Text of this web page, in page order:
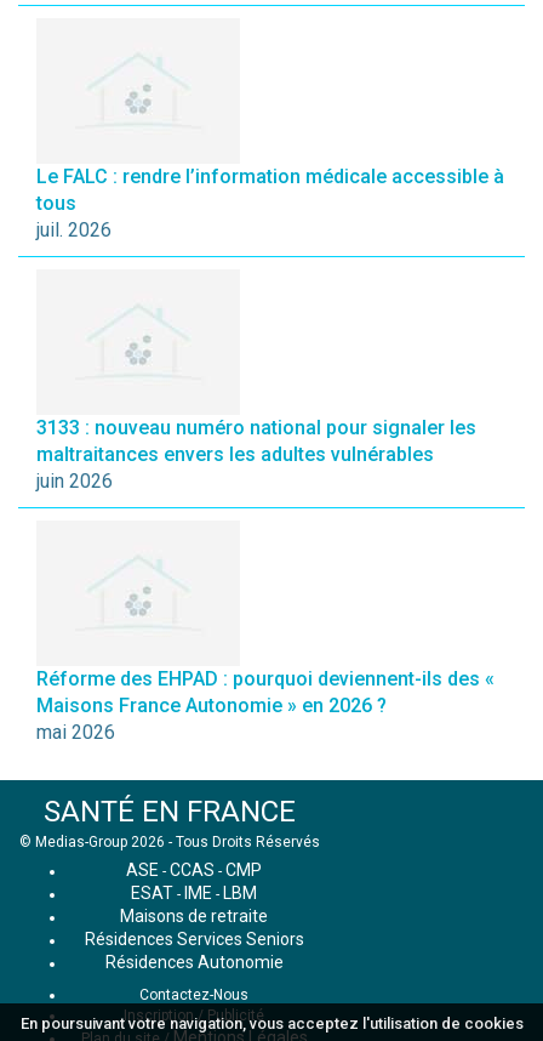
En poursuivant votre navigation, vous acceptez l'utilisation de cookies
Le FALC : rendre l’information médicale accessible à
tous
juil. 2026
3133 : nouveau numéro national pour signaler les
maltraitances envers les adultes vulnérables
juin 2026
Réforme des EHPAD : pourquoi deviennent-ils des «
Maisons France Autonomie » en 2026 ?
mai 2026
SANTÉ EN FRANCE
© Medias-Group 2026 - Tous Droits Réservés
ASE - CCAS - CMP
ESAT - IME - LBM
Maisons de retraite
Résidences Services Seniors
Résidences Autonomie
Contactez-Nous
Inscription / Publicité